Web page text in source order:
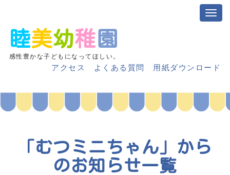
睦美幼稚 園
感性豊かな子どもになってほしい。
アクセス よくある質問 用紙ダウンロード
「むつミニちゃん」から
のお知らせ一覧